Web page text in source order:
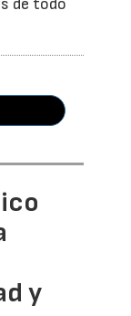
de todo
y